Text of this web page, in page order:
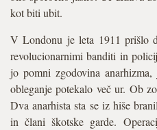
kot biti ubit.
V Londonu je leta 1911 prišlo
revolucionarnimi banditi in
jo pomni zgodovina
obleganje potekalo več ur. Ob
Dva anarhista sta se iz hiše
in člani škotske garde.